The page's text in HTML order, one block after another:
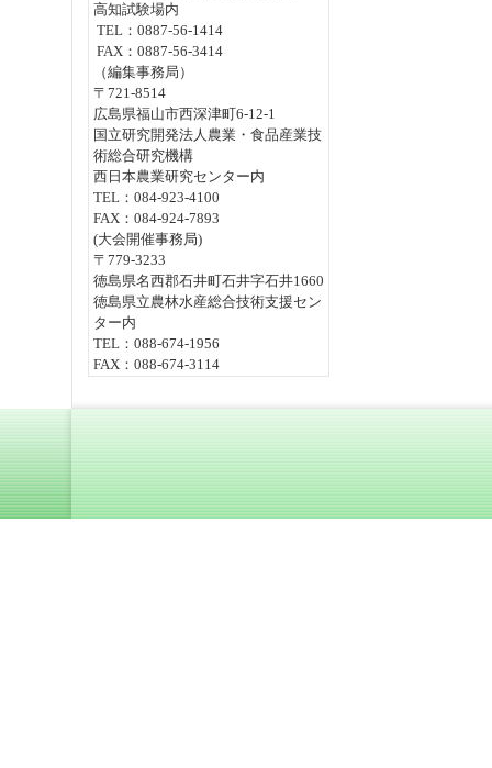
高知試験場内
TEL：0887-56-1414
FAX：0887-56-3414
（編集事務局）
〒721-8514
広島県福山市西深津町6-12-1
国立研究開発法人農業・食品産業技
術総合研究機構
西日本農業研究センター内
TEL：084-923-4100
FAX：084-924-7893
(大会開催事務局)
〒779-3233
徳島県名西郡石井町石井字石井1660
徳島県立農林水産総合技術支援セン
ター内
TEL：088-674-1956
FAX：088-674-3114